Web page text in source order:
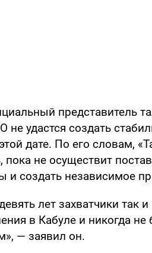
представитель
удастся создать
дате. По его словам,
пока не осуществит
и создать независимое
лет захватчики так
в Кабуле и никогда не
— заявил он.